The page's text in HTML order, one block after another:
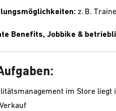
z. B.
Benefits, Jobbike &
im Store